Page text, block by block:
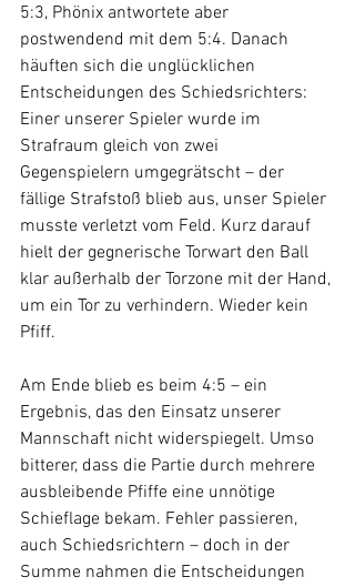
5:3, Phönix antwortete aber
postwendend mit dem 5:4. Danach
häuften sich die unglücklichen
Entscheidungen des Schiedsrichters:
Einer unserer Spieler wurde im
Strafraum gleich von zwei
Gegenspielern umgegrätscht – der
fällige Strafstoß blieb aus, unser Spieler
musste verletzt vom Feld. Kurz darauf
hielt der gegnerische Torwart den Ball
klar außerhalb der Torzone mit der Hand,
um ein Tor zu verhindern. Wieder kein
Pfiff.
Am Ende blieb es beim 4:5 – ein
Ergebnis, das den Einsatz unserer
Mannschaft nicht widerspiegelt. Umso
bitterer, dass die Partie durch mehrere
ausbleibende Pfiffe eine unnötige
Schieflage bekam. Fehler passieren,
auch Schiedsrichtern – doch in der
Summe nahmen die Entscheidungen